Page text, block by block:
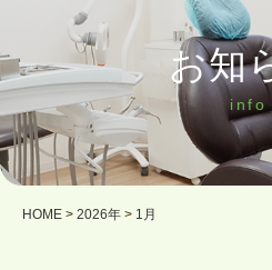
お知
info
HOME > 2026年 > 1月